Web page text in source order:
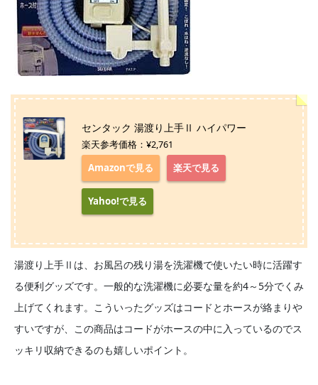
センタック 湯渡り上手Ⅱ ハイパワー
楽天参考価格：¥2,761
Amazonで見る 楽天で見る
Yahoo!で見る
湯渡り上手Ⅱは、お風呂の残り湯を洗濯機で使いたい時に活躍す
る便利グッズです。一般的な洗濯機に必要な量を約4～5分でくみ
上げてくれます。こういったグッズはコードとホースが絡まりや
すいですが、この商品はコードがホースの中に入っているのでス
ッキリ収納できるのも嬉しいポイント。